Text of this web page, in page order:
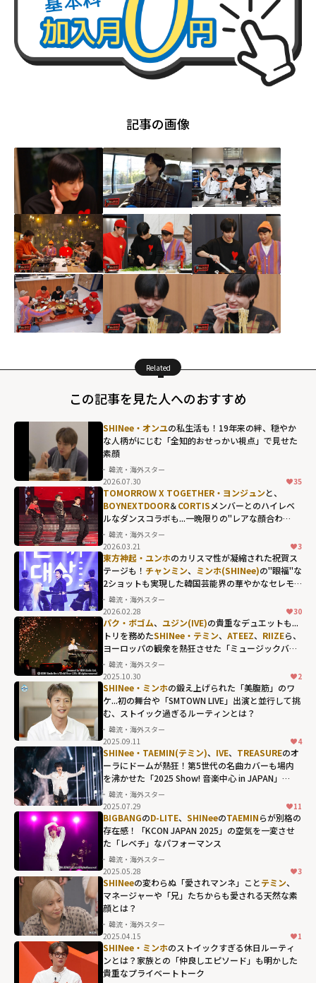
記事の画像
Related
この記事を見た人へのおすすめ
SHINee・オンユの私生活も！19年来の絆、穏やか
な人柄がにじむ「全知的おせっかい視点」で見せた
素顔
韓流・海外スター
2026.07.30
35
TOMORROW X TOGETHER・ヨンジュンと、
BOYNEXTDOOR＆CORTISメンバーとのハイレベ
ルなダンスコラボも...一晩限りの"レアな顔合わ
せ"が熱狂を呼んだ「2025 MBC歌謡大祭典」
韓流・海外スター
2026.03.21
3
東方神起・ユンホのカリスマ性が凝縮された祝賀ス
テージも！ チャンミン、 ミンホ(SHINee)の"眼福"な
2ショットも実現した韓国芸能界の華やかなセレモ
ニー
韓流・海外スター
2026.02.28
30
パク・ボゴム、 ユジン(IVE)の貴重なデュエットも...
トリを務めたSHINee・テミン、 ATEEZ、 RIIZEら、
ヨーロッパの観衆を熱狂させた「ミュージックバン
ク」のリスボン公演
韓流・海外スター
2025.10.30
2
SHINee・ミンホの鍛え上げられた「美腹筋」のワ
ケ...初の舞台や「SMTOWN LIVE」出演と並行して挑
む、ストイック過ぎるルーティンとは？
韓流・海外スター
2025.09.11
4
SHINee・TAEMIN(テミン)、 IVE、 TREASUREのオ
ーラにドームが熱狂！第5世代の名曲カバーも場内
を沸かせた「2025 Show! 音楽中心 in JAPAN」
DAY1
韓流・海外スター
2025.07.29
11
BIGBANGのD-LITE、 SHINeeのTAEMINらが別格の
存在感！「KCON JAPAN 2025」の空気を一変させ
た「レベチ」なパフォーマンス
韓流・海外スター
2025.05.28
3
SHINeeの変わらぬ「愛されマンネ」ことテミン、
マネージャーや「兄」たちからも愛される天然な素
顔とは？
韓流・海外スター
2025.04.15
1
SHINee・ミンホのストイックすぎる休日ルーティ
ンとは？家族との「仲良しエピソード」も明かした
貴重なプライベートトーク